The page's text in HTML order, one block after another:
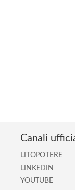
Canali
LITOPOTERE
LINKEDIN
YOUTUBE